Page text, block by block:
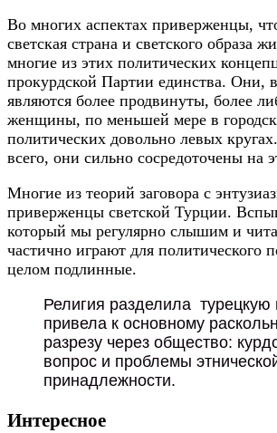
Во многих аспектах приверженцы,
светская страна и светского образа
многие из этих политических
прокурдской Партии единства. Они,
являются более продвинуты, более
женщины, по меньшей мере в
политических довольно левых
всего, они сильно сосредоточены на
Многие из теорий заговора с
приверженцы светской Турции.
который мы регулярно слышим и
частично играют для политического
целом подлинные.
Религия разделила
привела к основному
разрезу через общество:
вопрос и проблемы
принадлежности.
Интересное